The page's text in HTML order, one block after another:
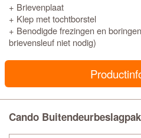
+ Brievenplaat
+ Klep met tochtborstel
+ Benodigde frezingen en
brievensleuf niet nodig)
Cando